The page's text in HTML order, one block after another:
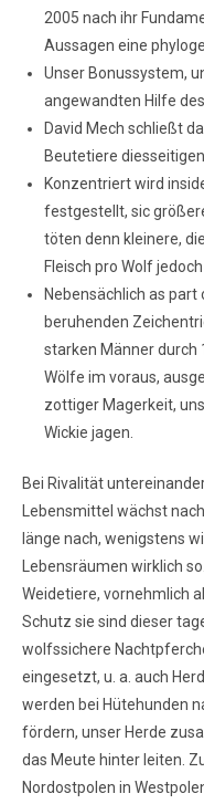
2005 nach ihr
Aussagen eine
Unser Bonussystem,
angewandten Hilfe
David Mech schließt
Beutetiere
Konzentriert wird
festgestellt, sic
töten denn kleinere,
Fleisch pro Wolf
Nebensächlich as
beruhenden
starken Männer durch
Wölfe im voraus,
zottiger Magerkeit,
Wickie jagen.
Bei Rivalität
Lebensmittel wächst
länge nach, wenigstens
Lebensräumen wirklich
Weidetiere, vornehmlich
Schutz sie sind dieser
wolfssichere
eingesetzt, u. a. auch
werden bei Hütehunden
fördern, unser Herde
das Meute hinter leiten.
Nordostpolen in